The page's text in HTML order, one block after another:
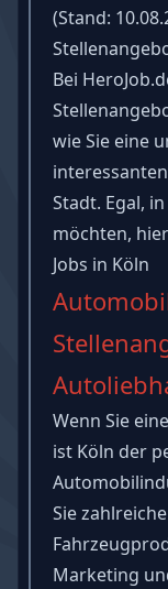
(Stand:
Bei
wie Sie eine
Stadt. Egal,
möchten,
Jobs in Köln
Wenn Sie
ist Köln der
Sie
Marketing